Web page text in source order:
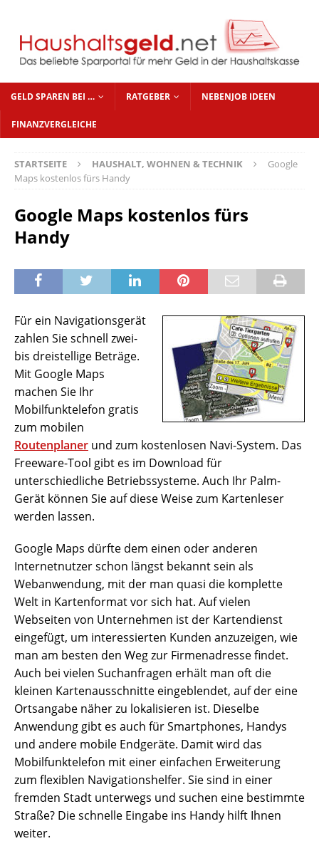
GELD SPAREN BEI … RATGEBER NEBENJOB IDEEN
FINANZVERGLEICHE
STARTSEITE HAUSHALT, WOHNEN & TECHNIK
Google
Maps kostenlos fürs Handy
Google Maps kostenlos fürs
Handy
Für ein Navigationsgerät
zahlen Sie schnell zwei-
bis dreistellige Beträge.
Mit Google Maps
machen Sie Ihr
Mobilfunktelefon gratis
zum mobilen
Routenplaner und zum kostenlosen Navi-System. Das
Freeware-Tool gibt es im Download für
unterschiedliche Betriebssysteme. Auch Ihr Palm-
Gerät können Sie auf diese Weise zum Kartenleser
werden lassen.
Google Maps dürfte dem einen oder anderen
Internetnutzer schon längst bekannt sein als
Webanwendung, mit der man quasi die komplette
Welt in Kartenformat vor sich hat. Auf vielen
Webseiten von Unternehmen ist der Kartendienst
eingefügt, um interessierten Kunden anzuzeigen, wie
man am besten den Weg zur Firmenadresse findet.
Auch bei vielen Suchanfragen erhält man oft die
kleinen Kartenausschnitte eingeblendet, auf der eine
Ortsangabe näher zu lokalisieren ist. Dieselbe
Anwendung gibt es auch für Smartphones, Handys
und andere mobile Endgeräte. Damit wird das
Mobilfunktelefon mit einer einfachen Erweiterung
zum flexiblen Navigationshelfer. Sie sind in einer
fremden Stadt unterwegs und suchen eine bestimmte
Straße? Die schnelle Eingabe ins Handy hilft Ihnen
weiter.